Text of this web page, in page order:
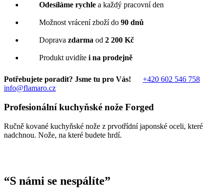
Odesíláme rychle a každý pracovní den
Možnost vrácení zboží do 90 dnů
Doprava zdarma od 2 200 Kč
Produkt uvidíte i na prodejně
Potřebujete poradit? Jsme tu pro Vás!
+420 602 546 758
info@flamaro.cz
Profesionální kuchyňské nože Forged
Ručně kované kuchyňské nože z prvotřídní japonské oceli, které
nadchnou. Nože, na které budete hrdí.
“S námi se nespálíte”